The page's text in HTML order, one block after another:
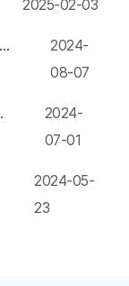
2025-02-03
2024-
08-07
2024-
07-01
2024-05-
23